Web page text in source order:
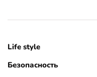
Life style
Безопасность